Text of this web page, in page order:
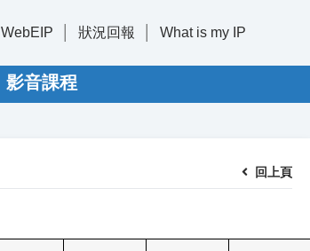
WebEIP 狀況回報 What is my IP
影音課程
回上頁